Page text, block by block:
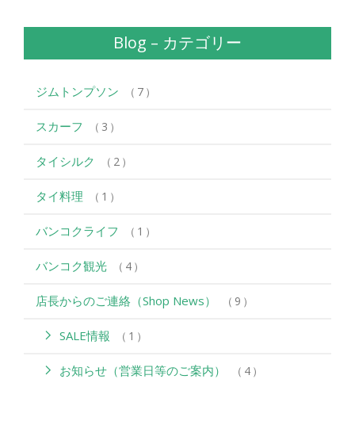
Blog – カテゴリー
ジムトンプソン 7
スカーフ 3
タイシルク 2
タイ料理 1
バンコクライフ 1
バンコク観光 4
店長からのご連絡（Shop News） 9
SALE情報 1
お知らせ（営業日等のご案内） 4